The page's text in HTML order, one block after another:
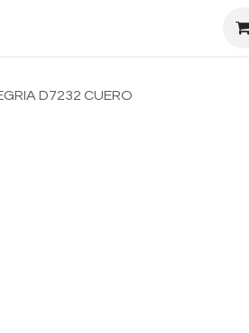
D7232 CUERO